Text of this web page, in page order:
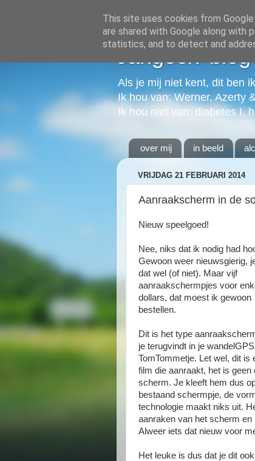
Jangeox' blog
Als je mij niet kent, dit ben
Ik hou van: Werner, Azerty
Ik hou niet van: diabetes I,
over mij in beeld
VRIJDAG 21 FEBRUARI 2014
Aanraakscherm in de
Nieuw speelgoed!
Nee, niks dat ik nodig had
Gewoon weer nieuwsgierig,
dat wel (of niet). Maar vijf
aanraakschermpjes voor
dollars, dat moest ik gewoon
bestellen.
Dit is het type
je terugvindt in je
TomTommetje. Let wel, dit is
film die aanraakt, het is geen
scherm. Je kleeft hem dus
bestaand schermpje, de
technologie maakt niks uit.
aanraken van het scherm
Alweer iets dat nieuw voor
Het leuke is dus dat je dit
This site uses cookies from
are shared with Google along with
statistics, and to detect and